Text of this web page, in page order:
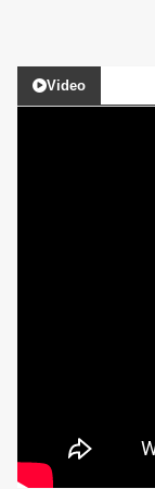
Video